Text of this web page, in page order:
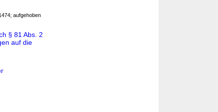
aufgehoben
§ 81 Abs. 2
auf die